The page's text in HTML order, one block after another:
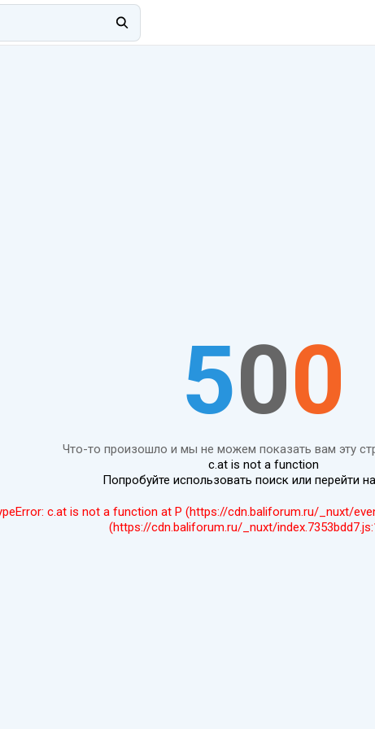
500
Что-то произошло и мы не можем показать вам эту
c.at is not a function
Попробуйте использовать поиск или перейти на
c.at is not a function at P (https://cdn.baliforum.ru/_nuxt/
(https://cdn.baliforum.ru/_nuxt/